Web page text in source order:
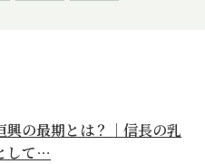
興の最期とは？｜信長の乳
して…